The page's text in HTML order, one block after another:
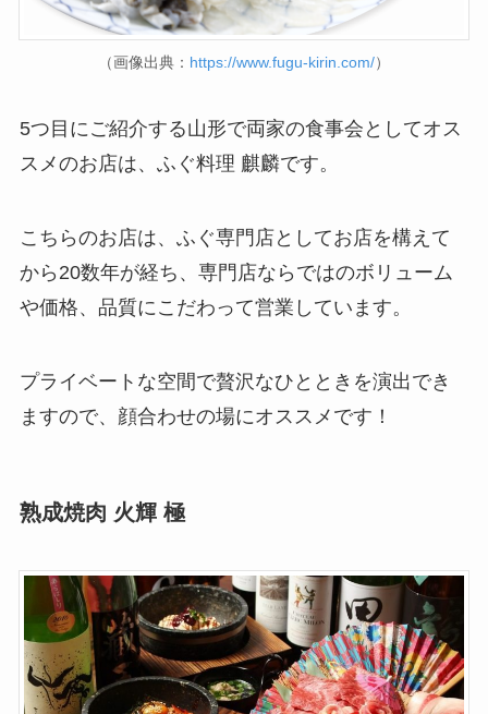
（画像出典： https://www.fugu-kirin.com/）
5つ目にご紹介する山形で両家の食事会としてオス
スメのお店は、ふぐ料理 麒麟です。
こちらのお店は、ふぐ専門店としてお店を構えて
から20数年が経ち、専門店ならではのボリューム
や価格、品質にこだわって営業しています。
プライベートな空間で贅沢なひとときを演出でき
ますので、顔合わせの場にオススメです！
熟成焼肉 火輝 極